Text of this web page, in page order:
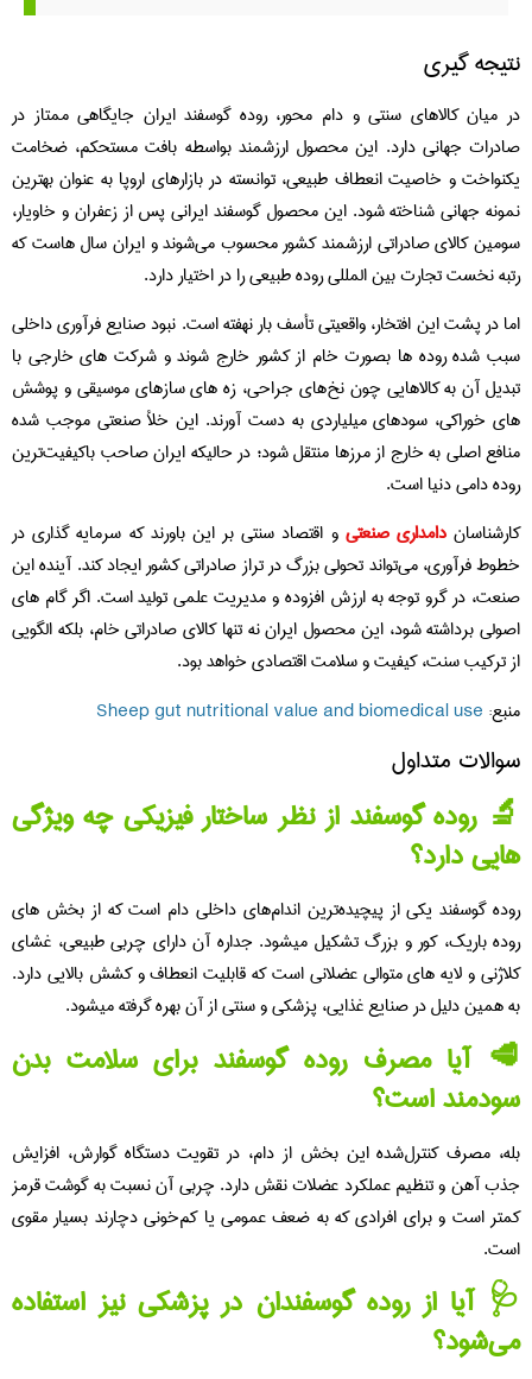
گیری
میان کالاهای سنتی و دام‌ محور، روده گوسفند ایران جایگاهی ممتاز در
جهانی دارد. این محصول ارزشمند بواسطه بافت مستحکم، ضخامت
و خاصیت انعطاف طبیعی، توانسته در بازارهای اروپا به عنوان بهترین
جهانی شناخته شود. این محصول گوسفند ایرانی پس از زعفران و خاویار،
کالای صادراتی ارزشمند کشور محسوب می‌شوند و ایران سال‌ هاست که
نخست تجارت بین‌ المللی روده طبیعی را در اختیار دارد.
در پشت این افتخار، واقعیتی تأسف‌ بار نهفته است. نبود صنایع فرآوری داخلی
شده روده‌ ها بصورت خام از کشور خارج شوند و شرکت‌ های خارجی با
آن به کالاهایی چون نخ‌های جراحی، زه‌ های سازهای موسیقی و پوشش‌
خوراکی، سودهای میلیاردی به دست آورند. این خلأ صنعتی موجب شده
اصلی به خارج از مرزها منتقل شود؛ در حالیکه ایران صاحب باکیفیت‌ترین
دامی دنیا است.
دامداری صنعتیو اقتصاد سنتی بر این باورند که سرمایه‌ گذاری در
فرآوری، می‌تواند تحولی بزرگ در تراز صادراتی کشور ایجاد کند. آینده این
در گرو توجه به ارزش افزوده و مدیریت علمی تولید است. اگر گام‌ های
برداشته شود، این محصول ایران نه‌ تنها کالای صادراتی خام، بلکه الگویی
ترکیب سنت، کیفیت و سلامت اقتصادی خواهد بود.
Sheep gut nutritional value and biomedical use
متداول
روده گوسفند از نظر ساختار فیزیکی چه ویژگی‌
دارد؟
گوسفند یکی از پیچیده‌ترین اندام‌های داخلی دام است که از بخش‌ های
باریک، کور و بزرگ تشکیل میشود. جداره آن دارای چربی طبیعی، غشای
و لایه‌ های متوالی عضلانی است که قابلیت انعطاف و کشش بالایی دارد.
همین دلیل در صنایع غذایی، پزشکی و سنتی از آن بهره گرفته میشود.
آیا مصرف روده گوسفند برای سلامت بدن
است؟
مصرف کنترل‌شده این بخش از دام، در تقویت دستگاه گوارش، افزایش
آهن و تنظیم عملکرد عضلات نقش دارد. چربی آن نسبت به گوشت قرمز
است و برای افرادی که به ضعف عمومی یا کم‌خونی دچارند بسیار مقوی
آیا از روده گوسفندان در پزشکی نیز استفاده